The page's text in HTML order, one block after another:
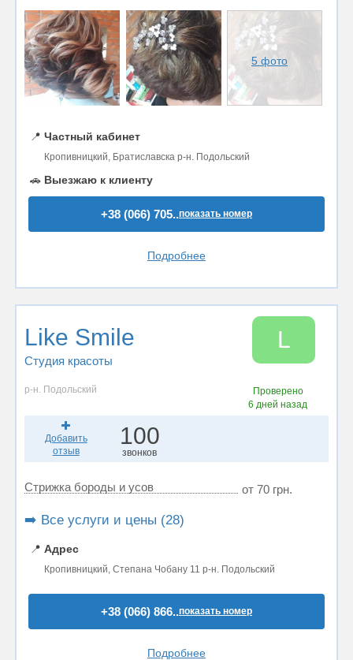
5 фото
📍 Частный кабинет
Кропивницкий, Братиславска р-н. Подольский
🚗 Выезжаю к клиенту
+38 (066) 705..показать номер
Подробнее
Like Smile
Студия красоты
L
р-н. Подольский
Проверено
6 дней назад
Добавить
отзыв
100
звонков
Стрижка бороды и усов от 70 грн.
➡️ Все услуги и цены (28)
📍 Адрес
Кропивницкий, Степана Чобану 11 р-н. Подольский
+38 (066) 866..показать номер
Подробнее